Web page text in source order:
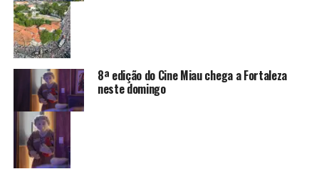
8ª edição do Cine Miau chega a Fortaleza
neste domingo